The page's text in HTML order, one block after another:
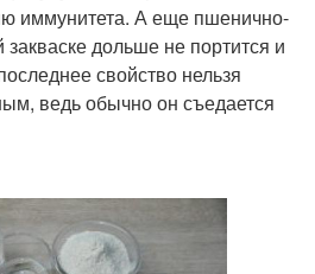
иммунитета. А еще пшенично-
дольше не портится и
свойство нельзя
ведь обычно он съедается